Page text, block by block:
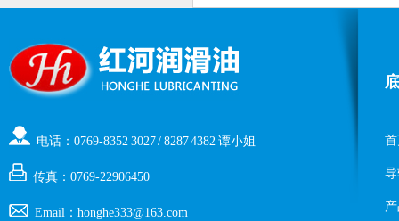
电话：0769-8352 3027 / 8287 4382 谭小姐
传真：0769-22906450
Email：honghe333@163.com